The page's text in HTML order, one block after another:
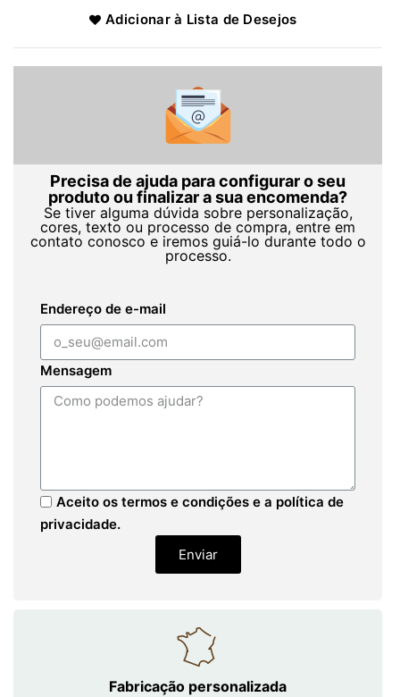
Adicionar à Lista de Desejos
Precisa de ajuda para configurar o seu
produto ou finalizar a sua encomenda?
Se tiver alguma dúvida sobre personalização,
cores, texto ou processo de compra, entre em
contato conosco e iremos guiá-lo durante todo o
processo.
Endereço de e-mail
Mensagem
Aceito os termos e condições e a política de
privacidade.
Enviar
Fabricação personalizada